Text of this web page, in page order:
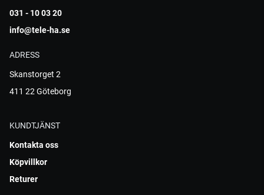
031 - 10 03 20
info@tele-ha.se
ADRESS
Skanstorget 2
411 22 Göteborg
KUNDTJÄNST
Kontakta oss
Köpvillkor
Returer